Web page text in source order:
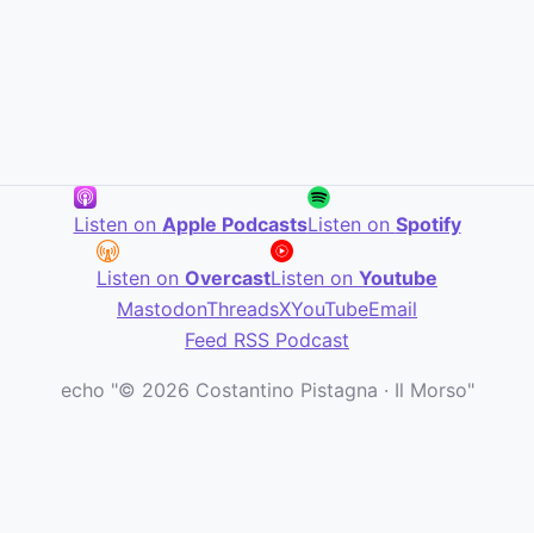
Listen on Apple PodcastsListen on Spotify
Listen on OvercastListen on Youtube
MastodonThreadsXYouTubeEmail
Feed RSS Podcast
echo "© 2026 Costantino Pistagna · Il Morso"